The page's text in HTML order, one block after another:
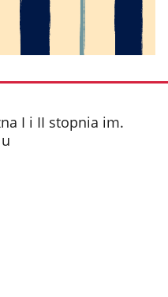
I i II stopnia im.